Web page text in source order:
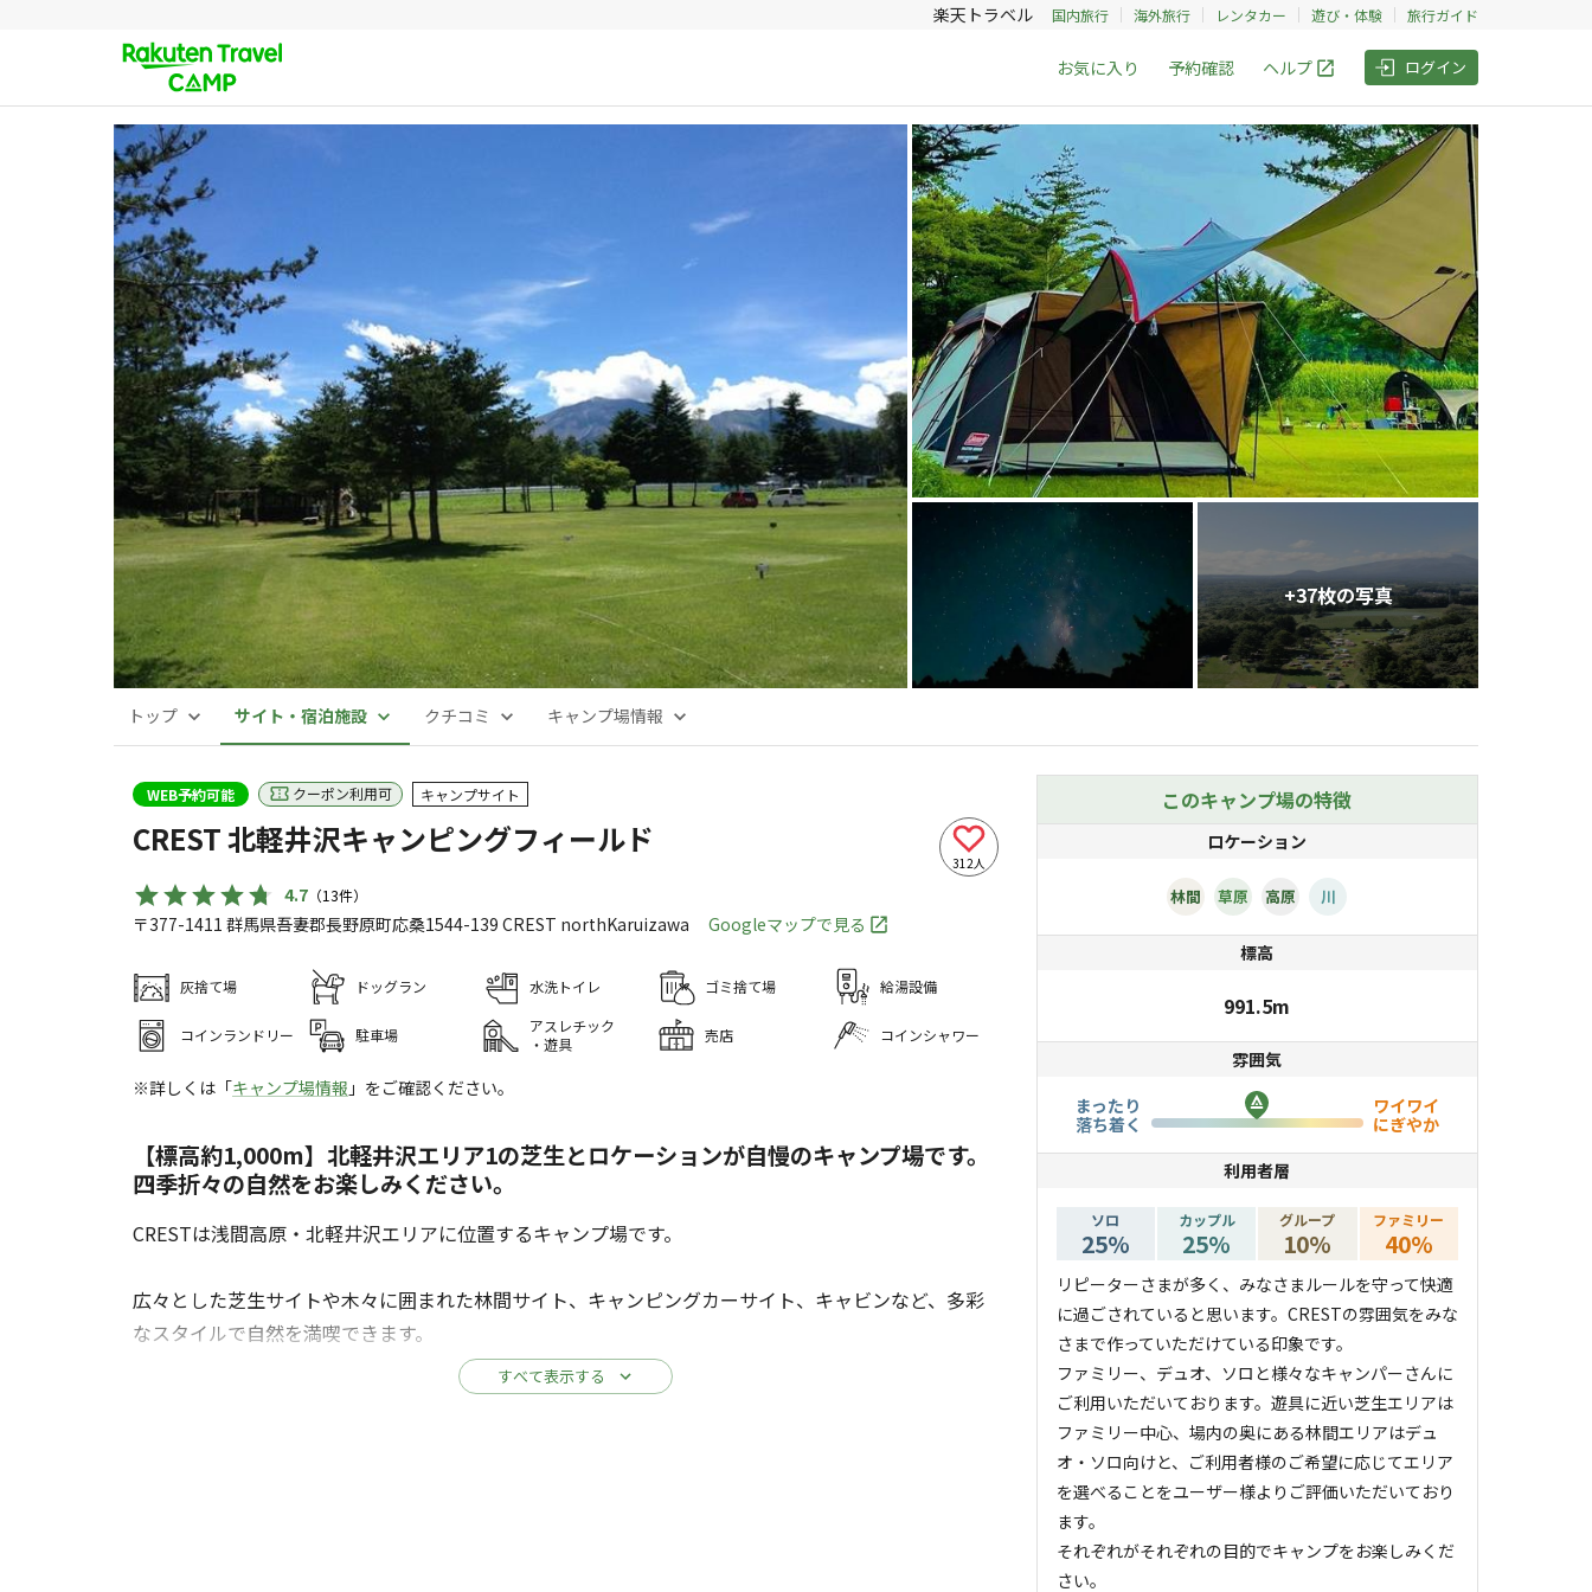
楽天トラベル 国内旅行 海外旅行 レンタカー 遊び・体験 旅行ガイド
お気に入り 予約確認 ヘルプ ログイン
+37枚の写真
トップ サイト・宿泊施設 クチコミ キャンプ場情報
WEB予約可能 クーポン利用可 キャンプサイト
CREST 北軽井沢キャンピングフィールド
312人
4.7 （13件）
〒377-1411 群馬県吾妻郡長野原町応桑1544-139 CREST northKaruizawa Googleマップで見る
灰捨て場 ドッグラン 水洗トイレ ゴミ捨て場 給湯設備
コインランドリー 駐車場
アスレチック
・遊具
売店 コインシャワー
※詳しくは「キャンプ場情報 」をご確認ください。
【標高約1,000m】北軽井沢エリア1の芝生とロケーションが自慢のキャンプ場です。
四季折々の自然をお楽しみください。
CRESTは浅間高原・北軽井沢エリアに位置するキャンプ場です。
広々とした芝生サイトや木々に囲まれた林間サイト、キャンピングカーサイト、キャビンなど、多彩
なスタイルで自然を満喫できます。
小さなお子さま連れのファミリーからソロ、デュオ、愛犬とのキャンプまで、それぞれの「心地よい
すべて表示する
このキャンプ場の特徴
ロケーション
林間 草原 高原 川
標高
991.5m
雰囲気
まったり
落ち着く
ワイワイ
にぎやか
利用者層
ソロ
25%
カップル
25%
グループ
10%
ファミリー
40%
リピーターさまが多く、みなさまルールを守って快適
に過ごされていると思います。CRESTの雰囲気をみな
さまで作っていただけている印象です。
ファミリー、デュオ、ソロと様々なキャンパーさんに
ご利用いただいております。遊具に近い芝生エリアは
ファミリー中心、場内の奥にある林間エリアはデュ
オ・ソロ向けと、ご利用者様のご希望に応じてエリア
を選べることをユーザー様よりご評価いただいており
ます。
それぞれがそれぞれの目的でキャンプをお楽しみくだ
さい。